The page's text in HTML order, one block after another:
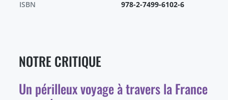
ISBN
978-2-7499-6102-6
NOTRE CRITIQUE
Un périlleux voyage à travers la France